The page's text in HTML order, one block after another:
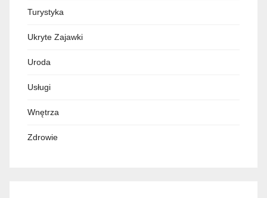
Turystyka
Ukryte Zajawki
Uroda
Usługi
Wnętrza
Zdrowie